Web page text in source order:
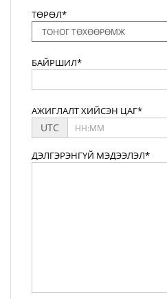
ТӨРӨЛ*
БАЙРШИЛ*
АЖИГЛАЛТ ХИЙСЭН ЦАГ*
UTC
ДЭЛГЭРЭНГҮЙ МЭДЭЭЛЭЛ*